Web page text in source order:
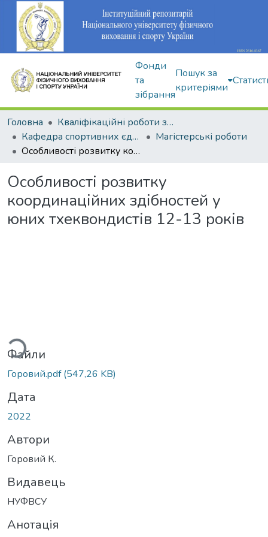
Фонди
та
зібрання
Пошук за
критеріями
Головна
Кваліфікаційні роботи здобувачів вищої освіти
Кафедра спортивних єдиноборств та силових видів спорту
Магістерські роботи
Особливості розвитку координаційних здібностей у юних тхеквондистів 12-13 років
Особливості розвитку
координаційних здібностей у
юних тхеквондистів 12-13 років
Файли
Горовий.pdf(547,26 KB)
Дата
2022
Автори
Горовий К.
Видавець
НУФВСУ
Анотація